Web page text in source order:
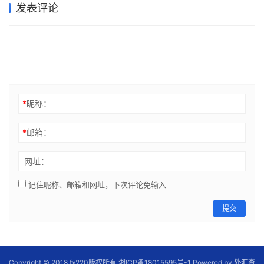
发表评论
*昵称：
*邮箱：
网址：
记住昵称、邮箱和网址，下次评论免输入
提交